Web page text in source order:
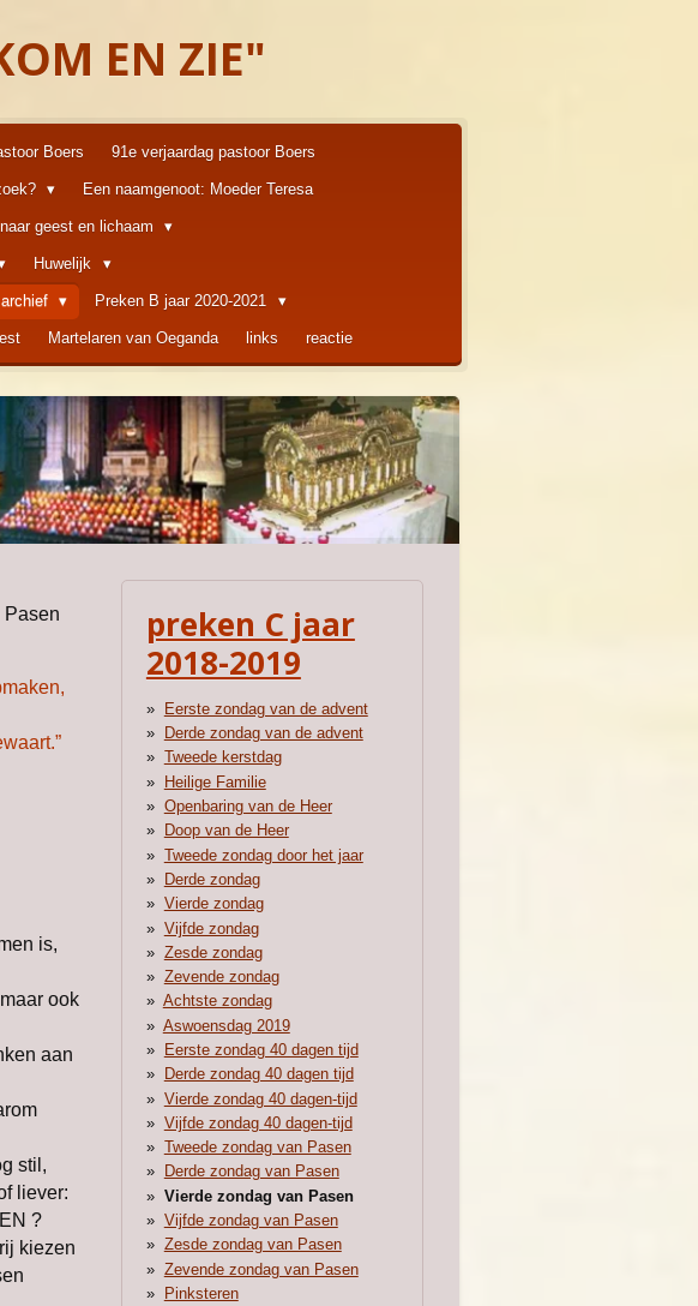
EN ZIE"
Boers 91e verjaardag pastoor Boers
Een naamgenoot: Moeder Teresa
geest en lichaam
Huwelijk
Preken B jaar 2020-2021
Martelaren van Oeganda links reactie
Pasen
is,
ook
aan
stil,
liever:
?
kiezen
preken C jaar
2018-2019
Eerste zondag van de advent
Derde zondag van de advent
Tweede kerstdag
Heilige Familie
Openbaring van de Heer
Doop van de Heer
Tweede zondag door het jaar
Derde zondag
Vierde zondag
Vijfde zondag
Zesde zondag
Zevende zondag
Achtste zondag
Aswoensdag 2019
Eerste zondag 40 dagen tijd
Derde zondag 40 dagen tijd
Vierde zondag 40 dagen-tijd
Vijfde zondag 40 dagen-tijd
Tweede zondag van Pasen
Derde zondag van Pasen
Vierde zondag van Pasen
Vijfde zondag van Pasen
Zesde zondag van Pasen
Zevende zondag van Pasen
Pinksteren